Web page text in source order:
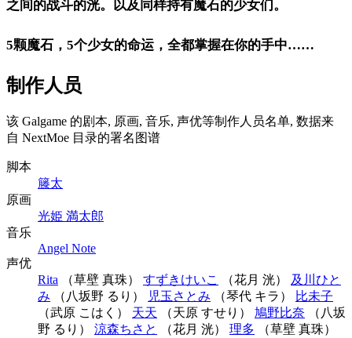
之间的战斗的洸。以及同样持有魔石的少女们。
5颗魔石，5个少女的命运，全都掌握在你的手中……
制作人员
该 Galgame 的剧本, 原画, 音乐, 声优等制作人员名单, 数据来
自 NextMoe 目录的署名图谱
脚本
籐太
原画
光姫 満太郎
音乐
Angel Note
声优
Rita （草壁 真珠） すずきけいこ （花月 洸）
及川ひと
み （八坂野 るり） 児玉さとみ （琴代 キラ）
比未子
（武原 こはく） 天天 （天原 すせり） 鳩野比奈 （八坂
野 るり） 涼森ちさと （花月 洸） 理多 （草壁 真珠）